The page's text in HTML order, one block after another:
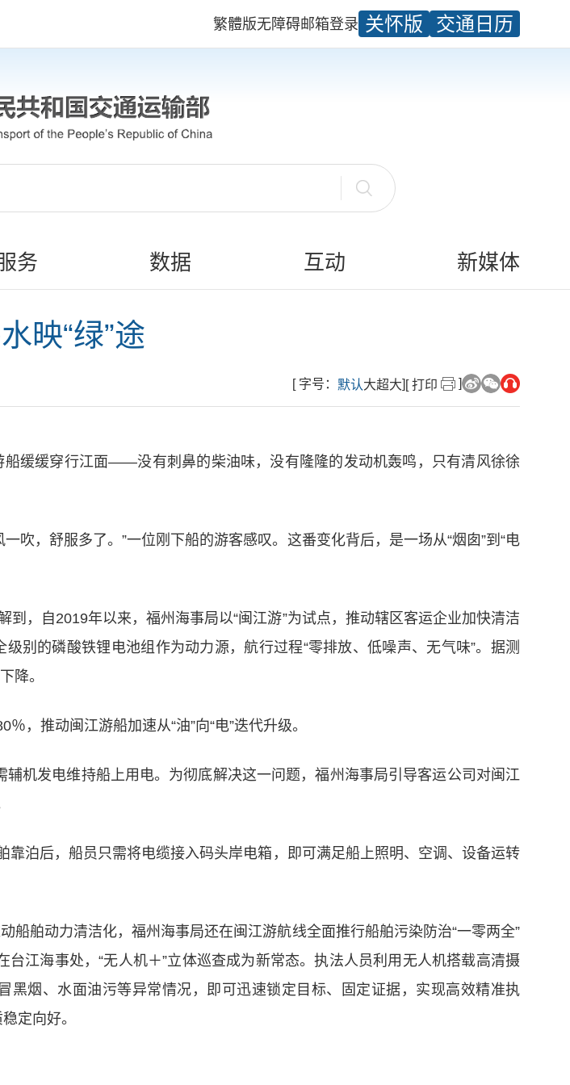
繁體版无障碍邮箱登录 关怀版 交通日历
务 数据 互动 新媒体
映“绿”途
[ 字号： 默认大超大] [ 打印 ]
缓缓穿行江面——没有刺鼻的柴油味，没有隆隆的发动机轰鸣，只有清风徐徐
吹，舒服多了。”一位刚下船的游客感叹。这番变化背后，是一场从“烟囱”到“电
，自2019年以来，福州海事局以“闽江游”为试点，推动辖区客运企业加快清洁
别的磷酸铁锂电池组作为动力源，航行过程“零排放、低噪声、无气味”。据测
降。
，推动闽江游船加速从“油”向“电”迭代升级。
辅机发电维持船上用电。为彻底解决这一问题，福州海事局引导客运公司对闽江
靠泊后，船员只需将电缆接入码头岸电箱，即可满足船上照明、空调、设备运转
舶动力清洁化，福州海事局还在闽江游航线全面推行船舶污染防治“一零两全”
江海事处，“无人机＋”立体巡查成为新常态。执法人员利用无人机搭载高清摄
烟、水面油污等异常情况，即可迅速锁定目标、固定证据，实现高效精准执
定向好。